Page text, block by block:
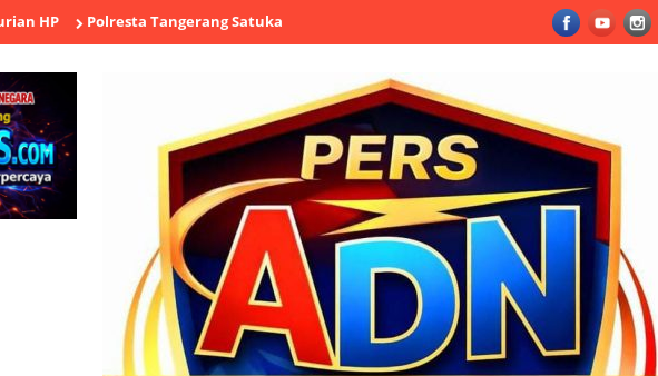
Polresta Tangerang Satukan Buruh, Ojol, TNI hingga Tokoh Agama dalam Sabuk Kamtibmas